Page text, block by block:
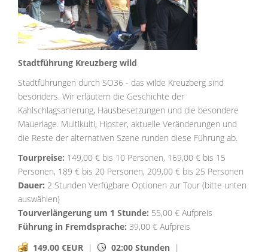
Stadtführung Kreuzberg wild
Stadtführungen durch SO36 - das wilde Kreuzberg sind
besonders. Wir erläutern die Geschichte der
Kahlschlagsanierung, Hausbesetzungen und die besondere
Mauerlage. Multikulti, Hipster, aktuelle Veränderungen und
die Reste der alternativen Szene runden diese Führung ab.
Tourpreise: 149,00 € bis 10 Personen, 169,00 € bis 15
Personen, 189 € bis 20 Personen, 209,00 € bis 25 Personen
Dauer: 2 Stunden Verfügbare Optionen zur Tour (bitte unten
auswählen)
Tourverlängerung um 1 Stunde: 55,00 € Aufpreis
Führung in Fremdsprache: 39,00 € Aufpreis
149.00 €EUR | 02:00 Stunden |